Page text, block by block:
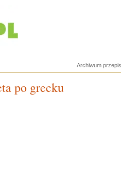
Archiwum
po grecku